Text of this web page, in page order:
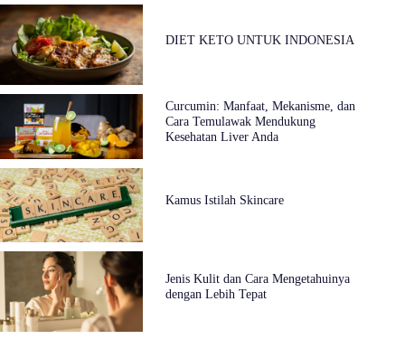
DIET KETO UNTUK INDONESIA
Curcumin: Manfaat, Mekanisme, dan
Cara Temulawak Mendukung
Kesehatan Liver Anda
Kamus Istilah Skincare
Jenis Kulit dan Cara Mengetahuinya
dengan Lebih Tepat